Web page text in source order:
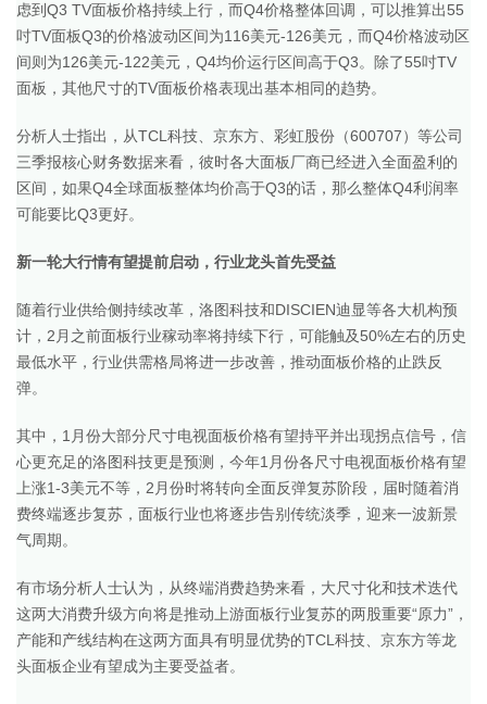
虑到Q3 TV面板价格持续上行，而Q4价格整体回调，可以推算出55
吋TV面板Q3的价格波动区间为116美元-126美元，而Q4价格波动区
间则为126美元-122美元，Q4均价运行区间高于Q3。除了55吋TV
面板，其他尺寸的TV面板价格表现出基本相同的趋势。
分析人士指出，从TCL科技、京东方、彩虹股份（600707）等公司
三季报核心财务数据来看，彼时各大面板厂商已经进入全面盈利的
区间，如果Q4全球面板整体均价高于Q3的话，那么整体Q4利润率
可能要比Q3更好。
新一轮大行情有望提前启动，行业龙头首先受益
随着行业供给侧持续改革，洛图科技和DISCIEN迪显等各大机构预
计，2月之前面板行业稼动率将持续下行，可能触及50%左右的历史
最低水平，行业供需格局将进一步改善，推动面板价格的止跌反
弹。
其中，1月份大部分尺寸电视面板价格有望持平并出现拐点信号，信
心更充足的洛图科技更是预测，今年1月份各尺寸电视面板价格有望
上涨1-3美元不等，2月份时将转向全面反弹复苏阶段，届时随着消
费终端逐步复苏，面板行业也将逐步告别传统淡季，迎来一波新景
气周期。
有市场分析人士认为，从终端消费趋势来看，大尺寸化和技术迭代
这两大消费升级方向将是推动上游面板行业复苏的两股重要“原力”，
产能和产线结构在这两方面具有明显优势的TCL科技、京东方等龙
头面板企业有望成为主要受益者。